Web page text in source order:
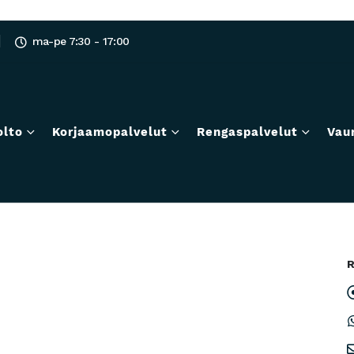
ma-pe 7:30 - 17:00
Korjaamopalvelut Rengaspalvelut